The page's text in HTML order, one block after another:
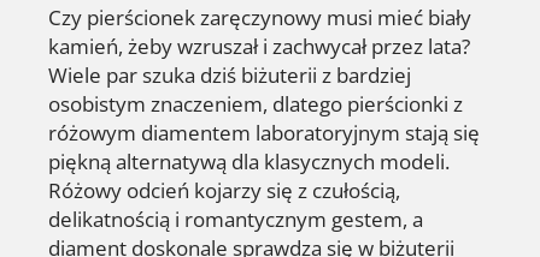
Czy pierścionek zaręczynowy musi mieć biały
kamień, żeby wzruszał i zachwycał przez lata?
Wiele par szuka dziś biżuterii z bardziej
osobistym znaczeniem, dlatego pierścionki z
różowym diamentem laboratoryjnym stają się
piękną alternatywą dla klasycznych modeli.
Różowy odcień kojarzy się z czułością,
delikatnością i romantycznym gestem, a
diament doskonale sprawdza się w biżuterii